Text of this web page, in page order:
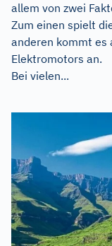
allem von zwei
Zum einen spielt
anderen kommt es
Elektromotors an.
Bei vielen...